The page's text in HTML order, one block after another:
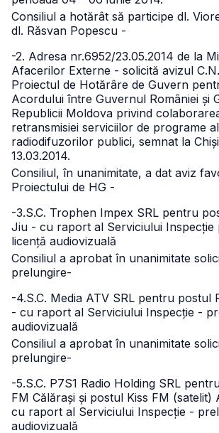
Consiliul a hotărât să participe dl.
dl. Răsvan Popescu -
-2. Adresa nr.6952/23.05.2014 de la
Afacerilor Externe - solicită avizul
Proiectul de Hotărâre de Guvern
Acordului între Guvernul României și
Republicii Moldova privind
retransmisiei serviciilor de programe
radiodifuzorilor publici, semnat la
13.03.2014.
Consiliul, în unanimitate, a dat aviz
Proiectului de HG -
-3.S.C. Trophen Impex SRL pentru
Jiu - cu raport al Serviciului Inspecție
licență audiovizuală
Consiliul a aprobat în unanimitate
prelungire-
-4.S.C. Media ATV SRL pentru postul
- cu raport al Serviciului Inspecție -
audiovizuală
Consiliul a aprobat în unanimitate
prelungire-
-5.S.C. P7S1 Radio Holding SRL
FM Călărași și postul Kiss FM (satelit)
cu raport al Serviciului Inspecție -
audiovizuală